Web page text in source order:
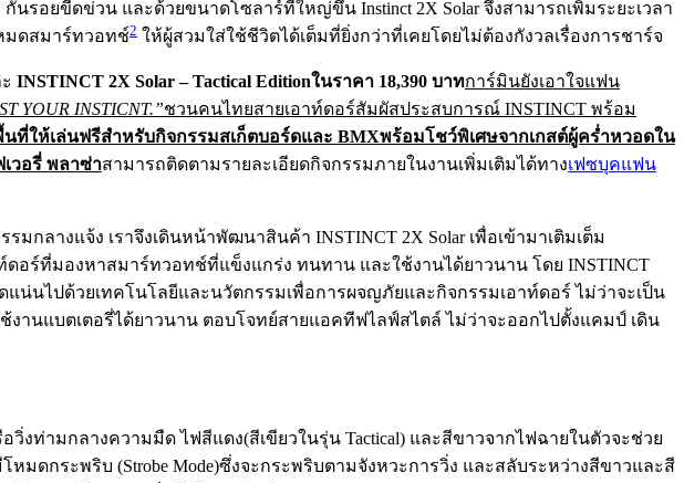
กันรอยขีดข่วน และด้วยขนาดโซลาร์ที่ใหญ่ขึ้น Instinct 2X Solar จึงสามารถเพิ่มระยะเวลา
หมดสมาร์ทวอทช์2 ให้ผู้สวมใส่ใช้ชีวิตได้เต็มที่ยิ่งกว่าที่เคยโดยไม่ต้องกังวลเรื่องการชาร์จ
INSTINCT 2X Solar – Tactical Editionในราคา 18,390 บาทการ์มินยังเอาใจแฟน
YOUR INSTICNT.”ชวนคนไทยสายเอาท์ดอร์สัมผัสประสบการณ์ INSTINCT พร้อม
นที่ให้เล่นฟรีสำหรับกิจกรรมสเก็ตบอร์ดและ BMXพร้อมโชว์พิเศษจากเกสต์ผู้คร่ำหวอดใน
วอรี่ พลาซ่าสามารถติดตามรายละเอียดกิจกรรมภายในงานเพิ่มเติมได้ทางเฟซบุคแฟน
มกลางแจ้ง เราจึงเดินหน้าพัฒนาสินค้า INSTINCT 2X Solar เพื่อเข้ามาเติมเต็ม
อร์ที่มองหาสมาร์ทวอทช์ที่แข็งแกร่ง ทนทาน และใช้งานได้ยาวนาน โดย INSTINCT
น่นไปด้วยเทคโนโลยีและนวัตกรรมเพื่อการผจญภัยและกิจกรรมเอาท์ดอร์ ไม่ว่าจะเป็น
านแบตเตอรี่ได้ยาวนาน ตอบโจทย์สายแอคทีฟไลฟ์สไตล์ ไม่ว่าจะออกไปตั้งแคมป์ เดิน
งท่ามกลางความมืด ไฟสีแดง(สีเขียวในรุ่น Tactical) และสีขาวจากไฟฉายในตัวจะช่วย
มดกระพริบ (Strobe Mode)ซึ่งจะกระพริบตามจังหวะการวิ่ง และสลับระหว่างสีขาวและสี